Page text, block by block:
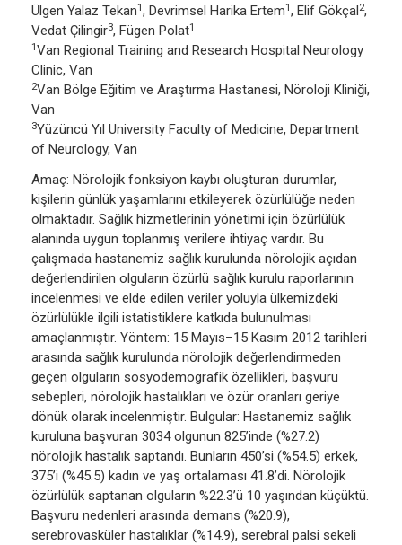
Ülgen Yalaz Tekan1, Devrimsel Harika Ertem1, Elif Gökçal2,
Vedat Çilingir3, Fügen Polat1
1Van Regional Training and Research Hospital Neurology
Clinic, Van
2Van Bölge Eğitim ve Araştırma Hastanesi, Nöroloji Kliniği,
Van
3Yüzüncü Yıl University Faculty of Medicine, Department
of Neurology, Van
Amaç: Nörolojik fonksiyon kaybı oluşturan durumlar,
kişilerin günlük yaşamlarını etkileyerek özürlülüğe neden
olmaktadır. Sağlık hizmetlerinin yönetimi için özürlülük
alanında uygun toplanmış verilere ihtiyaç vardır. Bu
çalışmada hastanemiz sağlık kurulunda nörolojik açıdan
değerlendirilen olguların özürlü sağlık kurulu raporlarının
incelenmesi ve elde edilen veriler yoluyla ülkemizdeki
özürlülükle ilgili istatistiklere katkıda bulunulması
amaçlanmıştır. Yöntem: 15 Mayıs–15 Kasım 2012 tarihleri
arasında sağlık kurulunda nörolojik değerlendirmeden
geçen olguların sosyodemografik özellikleri, başvuru
sebepleri, nörolojik hastalıkları ve özür oranları geriye
dönük olarak incelenmiştir. Bulgular: Hastanemiz sağlık
kuruluna başvuran 3034 olgunun 825’inde (%27.2)
nörolojik hastalık saptandı. Bunların 450’si (%54.5) erkek,
375’i (%45.5) kadın ve yaş ortalaması 41.8’di. Nörolojik
özürlülük saptanan olguların %22.3’ü 10 yaşından küçüktü.
Başvuru nedenleri arasında demans (%20.9),
serebrovasküler hastalıklar (%14.9), serebral palsi sekeli